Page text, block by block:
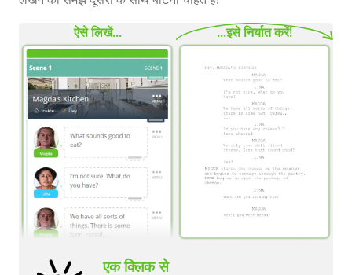
एक क्लिक से
ऐसे लिखें... ...इसे निर्यात करें!